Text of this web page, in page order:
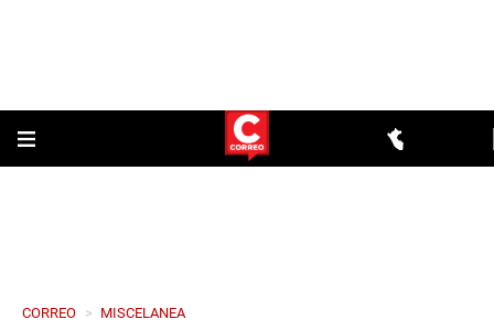
CORREO > MISCELANEA